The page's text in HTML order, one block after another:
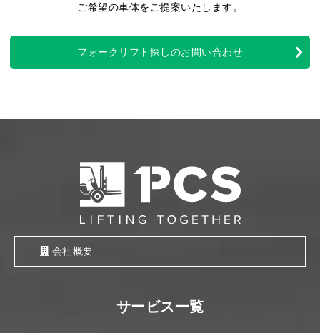
ご希望の車体をご提案いたします。
フォークリフト探しのお問い合わせ
会社概要